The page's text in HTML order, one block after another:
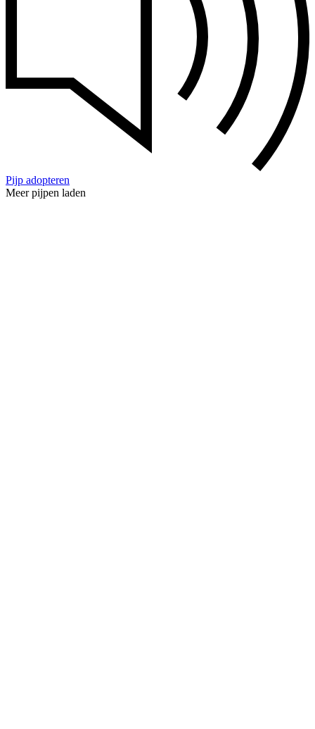
Pijp adopteren
Meer pijpen laden